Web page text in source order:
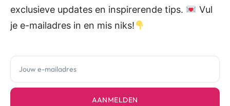
exclusieve updates en inspirerende tips.
Vul
je e-mailadres in en mis niks!
AANMELDEN